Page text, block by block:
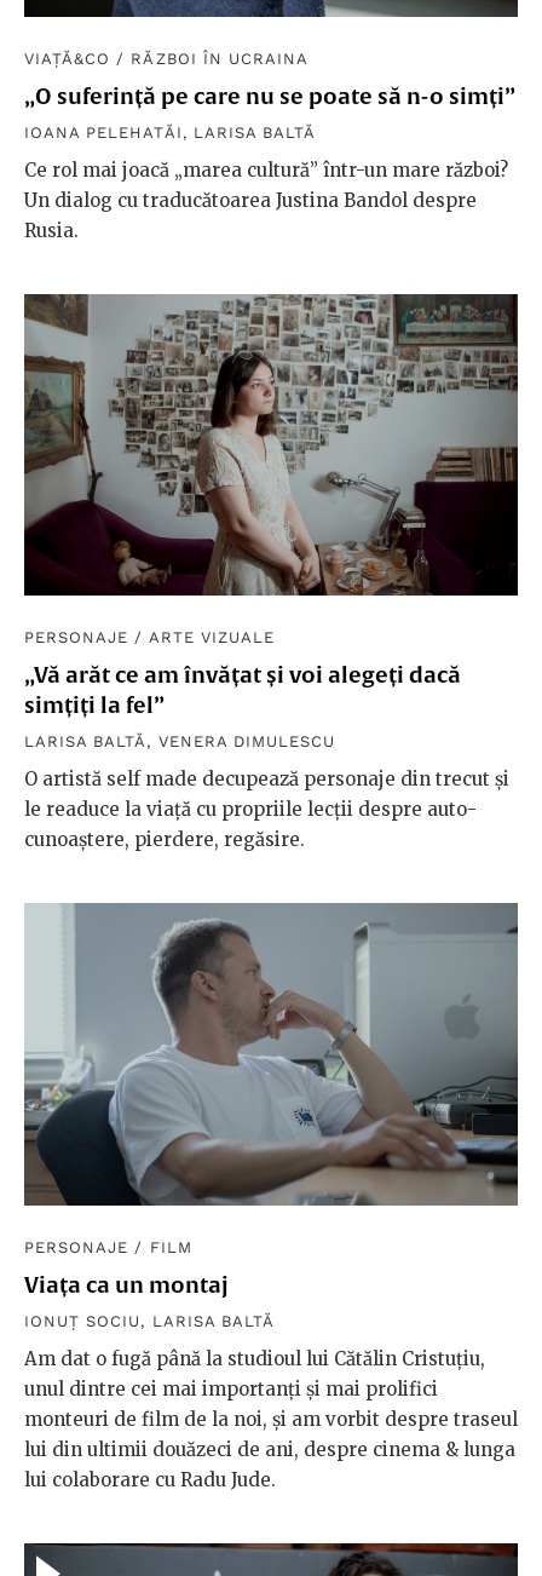
VIAȚĂ&CO / RĂZBOI ÎN UCRAINA
„O suferință pe care nu se poate să n-o simți”
IOANA PELEHATĂI , LARISA BALTĂ
Ce rol mai joacă „marea cultură” într-un mare război?
Un dialog cu traducătoarea Justina Bandol despre
Rusia.
PERSONAJE / ARTE VIZUALE
„Vă arăt ce am învățat și voi alegeți dacă
simțiți la fel”
LARISA BALTĂ , VENERA DIMULESCU
O artistă self made decupează personaje din trecut și
le readuce la viață cu propriile lecții despre auto-
cunoaștere, pierdere, regăsire.
PERSONAJE / FILM
Viața ca un montaj
IONUȚ SOCIU , LARISA BALTĂ
Am dat o fugă până la studioul lui Cătălin Cristuțiu,
unul dintre cei mai importanți și mai prolifici
monteuri de film de la noi, și am vorbit despre traseul
lui din ultimii douăzeci de ani, despre cinema & lunga
lui colaborare cu Radu Jude.